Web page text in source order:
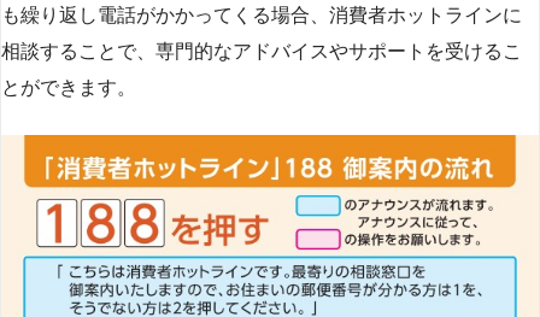
も繰り返し電話がかかってくる場合、消費者ホットラインに
相談することで、専門的なアドバイスやサポートを受けるこ
とができます​​。